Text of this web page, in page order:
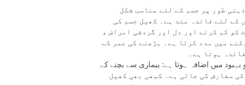
طور پر جسم کے لئے مناسب شکل
کے لئے فائدہ مند ہے۔ کھیل جسم کی
کو کم کرنے اور دل اور گردشی امراض ،
میں مدد کرتا ہے۔ بڑھنے کی عمر کے
ہوتا ہے۔
میں اضافہ ہوتا ہے: بیماری سے بچنے کے
از کم 30 منٹ ہلکی ورزش کی سفارش کی جاتی ہے۔ کبھی بھی کھیل